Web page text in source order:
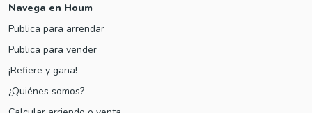
Navega en Houm
Publica para arrendar
Publica para vender
¡Refiere y gana!
¿Quiénes somos?